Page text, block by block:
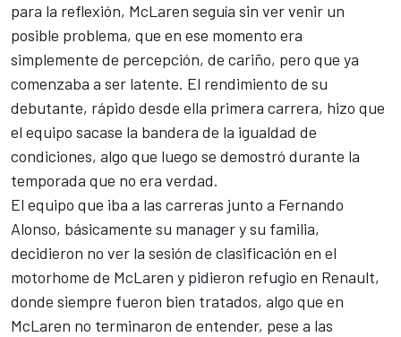
para la reflexión, McLaren seguía sin ver venir un
posible problema, que en ese momento era
simplemente de percepción, de cariño, pero que ya
comenzaba a ser latente. El rendimiento de su
debutante, rápido desde ella primera carrera, hizo que
el equipo sacase la bandera de la igualdad de
condiciones, algo que luego se demostró durante la
temporada que no era verdad.
El equipo que iba a las carreras junto a Fernando
Alonso, básicamente su manager y su familia,
decidieron no ver la sesión de clasificación en el
motorhome de McLaren y pidieron refugio en Renault,
donde siempre fueron bien tratados, algo que en
McLaren no terminaron de entender, pese a las